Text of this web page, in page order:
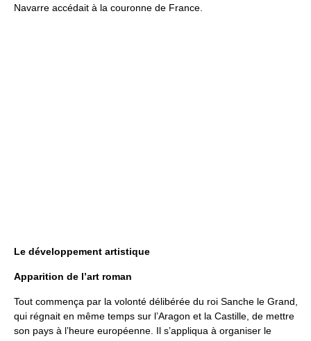
Navarre accédait à la couronne de France.
Le développement artistique
Apparition de l’art roman
Tout commença par la volonté délibérée du roi Sanche le Grand,
qui régnait en même temps sur l’Aragon et la Castille, de mettre
son pays à l’heure européenne. Il s’appliqua à organiser le